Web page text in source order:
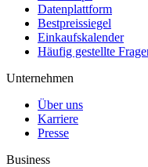
Datenplattform
Bestpreissiegel
Einkaufskalender
Häufig gestellte
Unternehmen
Über uns
Karriere
Presse
Business